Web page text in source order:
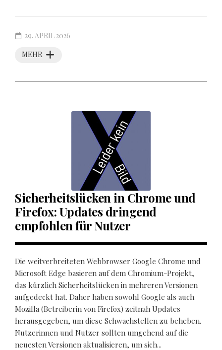
MEHR
29. APRIL 2026
Sicherheitslücken in Chrome und
Firefox: Updates dringend
empfohlen für Nutzer
Die weitverbreiteten Webbrowser Google Chrome und
Microsoft Edge basieren auf dem Chromium-Projekt,
das kürzlich Sicherheitslücken in mehreren Versionen
aufgedeckt hat. Daher haben sowohl Google als auch
Mozilla (Betreiberin von Firefox) zeitnah Updates
herausgegeben, um diese Schwachstellen zu beheben.
Nutzerinnen und Nutzer sollten umgehend auf die
neuesten Versionen aktualisieren, um sich...